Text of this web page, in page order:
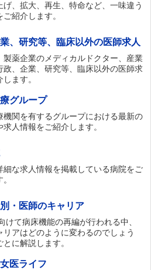
げ、拡大、再生、特命など、一味違う
紹介します。
、研究等、臨床以外の医師求人
製薬企業のメディカルドクター、産業
政、企業、研究等、臨床以外の医師求
ます。
グループ
機関を有するグループにおける最新の
求人情報をご紹介します。
細な求人情報を掲載している病院をご
・医師のキャリア
けて病床機能の再編が行われる中、
リアはどのように変わるのでしょう
に解説します。
医ライフ